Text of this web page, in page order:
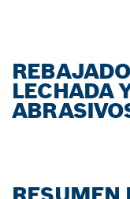
LECHADA